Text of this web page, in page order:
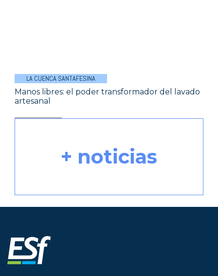
LA CUENCA SANTAFESINA
Manos libres: el poder transformador del lavado
artesanal
+ noticias